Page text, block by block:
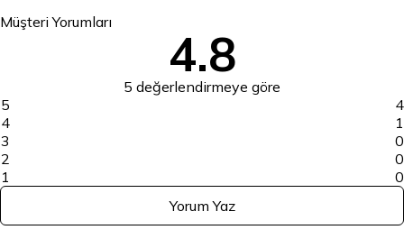
Müşteri Yorumları
4.8
5 değerlendirmeye göre
5
4
4
1
3
0
2
0
1
0
Yorum Yaz